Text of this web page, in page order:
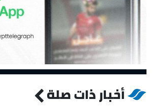
أخبار ذات صلة